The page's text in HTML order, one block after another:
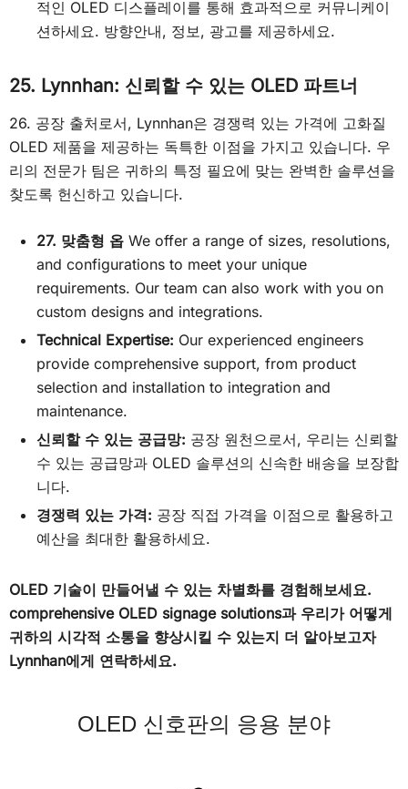
적인 OLED 디스플레이를 통해 효과적으로 커뮤니케이
션하세요. 방향안내, 정보, 광고를 제공하세요.
25. Lynnhan: 신뢰할 수 있는 OLED 파트너
26. 공장 출처로서, Lynnhan은 경쟁력 있는 가격에 고화질
OLED 제품을 제공하는 독특한 이점을 가지고 있습니다. 우
리의 전문가 팀은 귀하의 특정 필요에 맞는 완벽한 솔루션을
찾도록 헌신하고 있습니다.
27. 맞춤형 옵 We offer a range of sizes, resolutions,
and configurations to meet your unique
requirements. Our team can also work with you on
custom designs and integrations.
Technical Expertise: Our experienced engineers
provide comprehensive support, from product
selection and installation to integration and
maintenance.
신뢰할 수 있는 공급망: 공장 원천으로서, 우리는 신뢰할
수 있는 공급망과 OLED 솔루션의 신속한 배송을 보장합
니다.
경쟁력 있는 가격: 공장 직접 가격을 이점으로 활용하고
예산을 최대한 활용하세요.
OLED 기술이 만들어낼 수 있는 차별화를 경험해보세요.
comprehensive OLED signage solutions과 우리가 어떻게
귀하의 시각적 소통을 향상시킬 수 있는지 더 알아보고자
Lynnhan에게 연락하세요.
OLED 신호판의 응용 분야